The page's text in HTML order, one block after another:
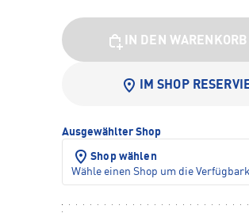
IN DEN WARENKORB
IM SHOP
Ausgewählter Shop
Shop wählen
Wähle einen Shop um die